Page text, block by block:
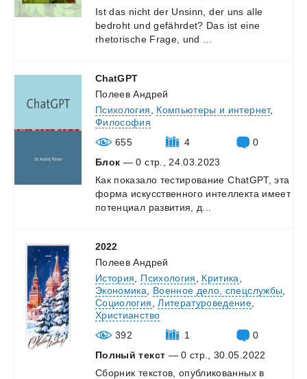
Ist das nicht der Unsinn, der uns alle
bedroht und gefährdet? Das ist eine
rhetorische Frage, und
ChatGPT
Полеев Андрей
Психология
Компьютеры и интернет,
Философия
655
4
0
Блок — 0 стр., 24.03.2023
Как показало тестирование ChatGPT, эта
форма искусственного интеллекта имеет
потенциал развития, д...
2022
Полеев Андрей
История
Психология Критика
Экономика
Военное дело, спецслужбы
Социология ,Литературоведение
Христианство
392
1
0
Полный текст — 0 стр., 30.05.2022
Сборник текстов, опубликованных в